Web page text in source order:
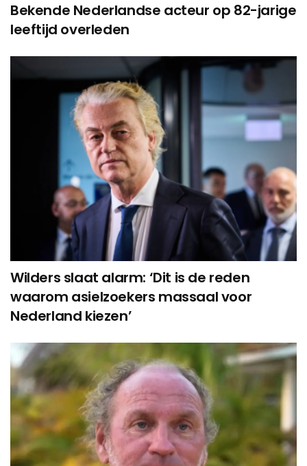
Bekende Nederlandse acteur op 82-jarige
leeftijd overleden
Wilders slaat alarm: ‘Dit is de reden
waarom asielzoekers massaal voor
Nederland kiezen’